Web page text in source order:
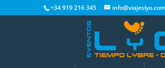
+34 919 216 345 info@viajeslyo.com